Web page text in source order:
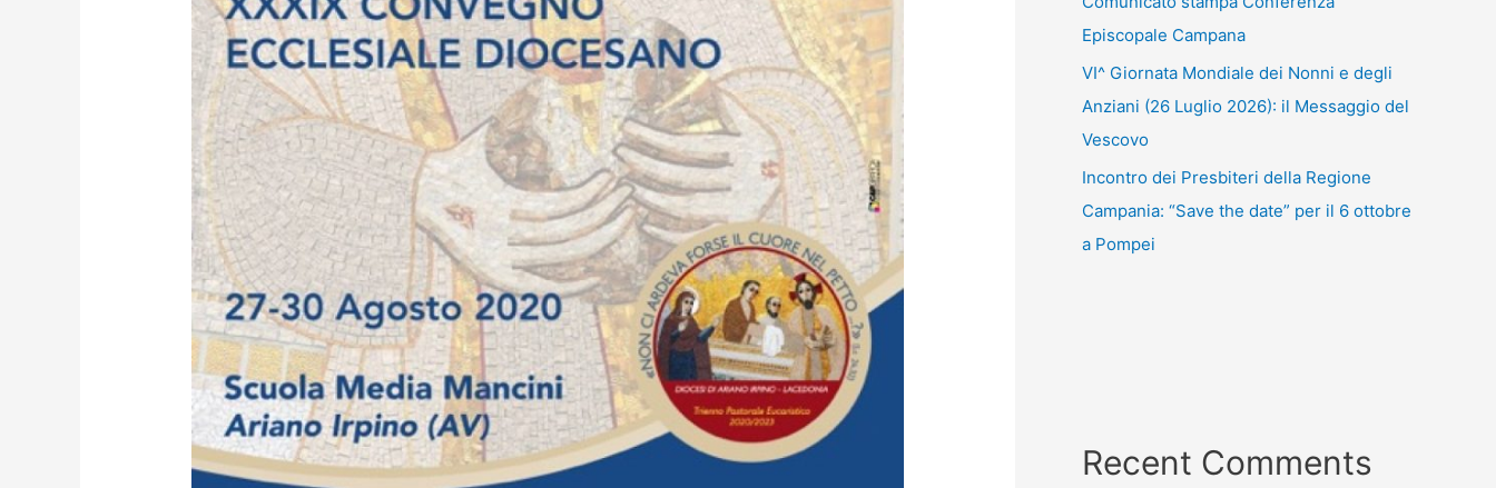
Episcopale Campana
VI^ Giornata Mondiale dei Nonni e degli
Anziani (26 Luglio 2026): il Messaggio del
Vescovo
Incontro dei Presbiteri della Regione
Campania: “Save the date” per il 6 ottobre
a Pompei
Recent Comments